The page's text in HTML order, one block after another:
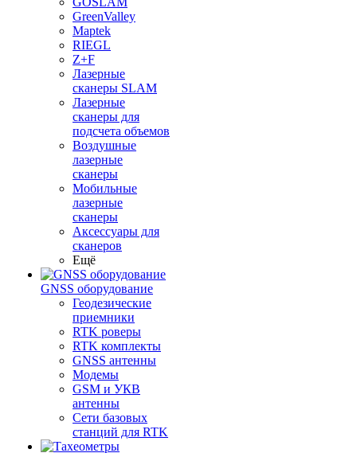
GreenValley
Maptek
RIEGL
Z+F
Лазерные
сканеры SLAM
Лазерные
сканеры для
подсчета объемов
Воздушные
лазерные
сканеры
Мобильные
лазерные
сканеры
Аксессуары для
сканеров
Ещё
GNSS оборудование
Геодезические
приемники
RTK роверы
RTK комплекты
GNSS антенны
Модемы
GSM и УКВ
антенны
Сети базовых
станций для RTK